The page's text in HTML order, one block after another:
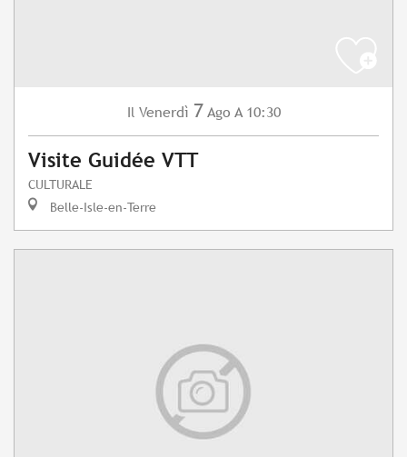
Il Venerdì 7 Ago A 10:30
Visite Guidée VTT
CULTURALE
Belle-Isle-en-Terre